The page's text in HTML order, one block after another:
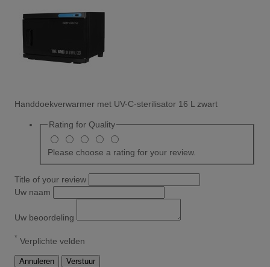
Handdoekverwarmer met UV-C-sterilisator 16 L zwart
Rating for Quality
Please choose a rating for your review.
Title of your review
Uw naam
Uw beoordeling
* Verplichte velden
Annuleren Verstuur